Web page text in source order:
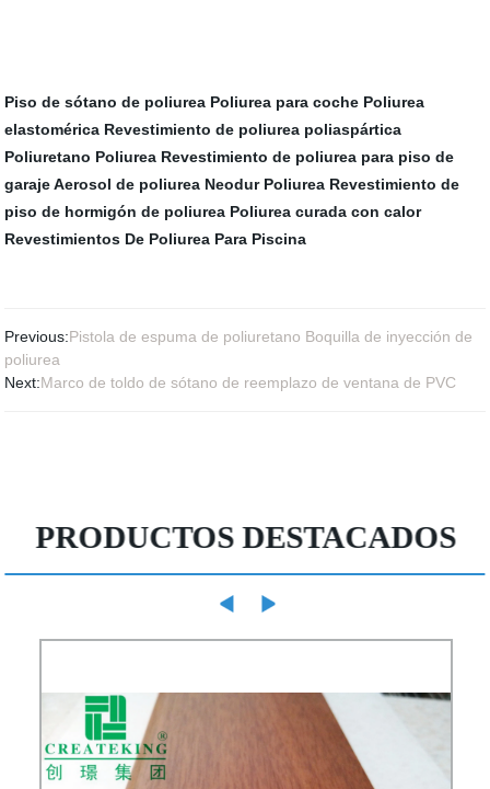
Piso de sótano de poliurea Poliurea para coche Poliurea
elastomérica Revestimiento de poliurea poliaspártica
Poliuretano Poliurea Revestimiento de poliurea para piso de
garaje Aerosol de poliurea Neodur Poliurea Revestimiento de
piso de hormigón de poliurea Poliurea curada con calor
Revestimientos De Poliurea Para Piscina
Previous:Pistola de espuma de poliuretano Boquilla de inyección de
poliurea
Next:Marco de toldo de sótano de reemplazo de ventana de PVC
PRODUCTOS DESTACADOS